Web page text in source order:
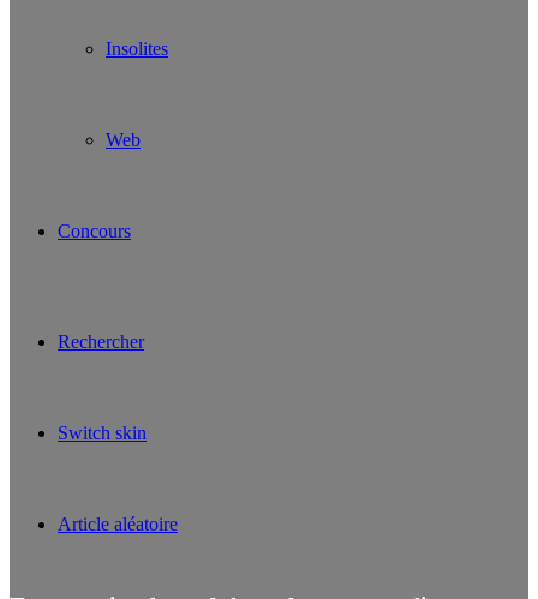
Insolites
Web
Concours
Rechercher
Switch skin
Article aléatoire